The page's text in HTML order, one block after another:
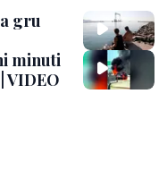
gru
minuti
VIDEO